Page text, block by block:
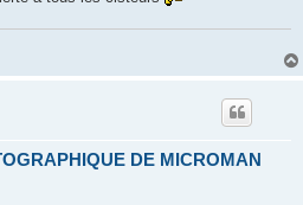
DE MICROMAN